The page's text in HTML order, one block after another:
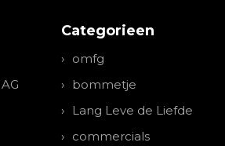
Categorieen
omfg
bommetje
Lang Leve de Liefde
commercials